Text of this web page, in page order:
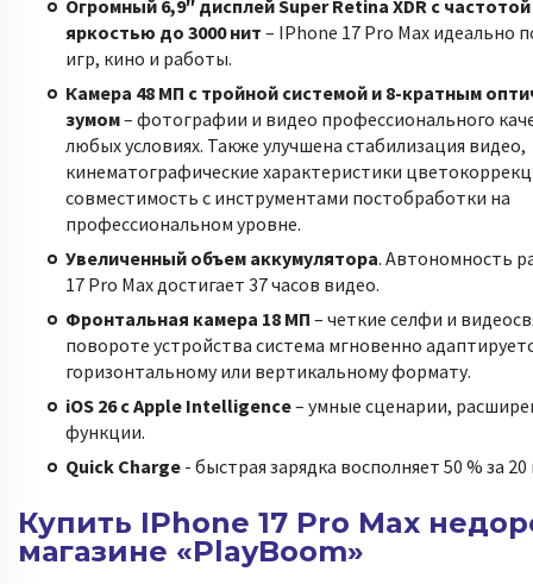
Огромный 6,9″ дисплей Super Retina XDR с частотой
яркостью до 3000 нит – IPhone 17 Pro Max идеально
игр, кино и работы.
Камера 48 МП с тройной системой и 8-кратным
зумом– фотографии и видео профессионального
любых условиях. Также улучшена стабилизация видео,
кинематографические характеристики
совместимость с инструментами постобработки на
профессиональном уровне.
Увеличенный объем аккумулятора. Автономность
17 Pro Max достигает 37 часов видео.
Фронтальная камера 18 МП – четкие селфи и
повороте устройства система мгновенно
горизонтальному или вертикальному формату.
iOS 26 с Apple Intelligence– умные сценарии,
функции.
Quick Charge - быстрая зарядка восполняет 50 % за
Купить IPhone 17 Pro Max
магазине «PlayBoom»